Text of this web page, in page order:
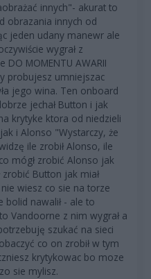
innych"- akurat to
obrazania innych od
jeden udany manewr ale
wygrał z
MOMENTU AWARII
probujesz umniejszac
jego wina. Ten onboard
jechał Button i jak
krytyke ktora od niedzieli
i Alonso "Wystarczy, że
ile zrobił Alonso, ile
mógł zrobić Alonso jak
zrobić Button jak miał
wiesz co sie na torze
bolid nawalił - ale to
Vandoorne z nim wygrał a
szukać na sieci
co on zrobił w tym
krytykowac bo moze
sie mylisz.